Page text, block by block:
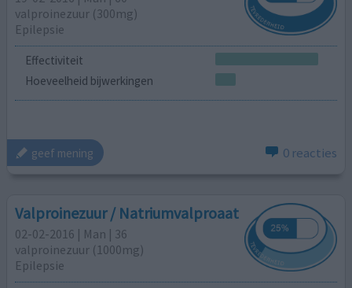
valproinezuur (300mg)
Epilepsie
Effectiviteit
Hoeveelheid bijwerkingen
geef mening 0 reacties
Valproinezuur / Natriumvalproaat
02-02-2016 | Man | 36
valproinezuur (1000mg)
Epilepsie